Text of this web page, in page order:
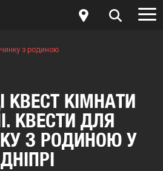
з родиною
КВЕСТ КІМНАТИ
КВЕСТИ ДЛЯ
З РОДИНОЮ У
ДНІПРІ